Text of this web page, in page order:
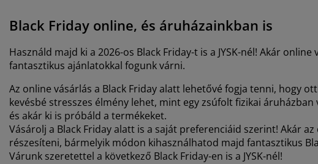
Black Friday online, és áruházainkban is
Használd majd ki a 2026-os Black Friday-t is a JYSK-nél! Akár
fantasztikus ajánlatokkal fogunk várni.
Az online vásárlás a Black Friday alatt lehetővé fogja tenni, hogy
kevésbé stresszes élmény lehet, mint egy zsúfolt fizikai
és akár ki is próbáld a termékeket.
Vásárolj a Black Friday alatt is a saját preferenciáid szerint! Akár
részesíteni, bármelyik módon kihasználhatod majd fantasztikus
Várunk szeretettel a következő Black Friday-en is a JYSK-nél!